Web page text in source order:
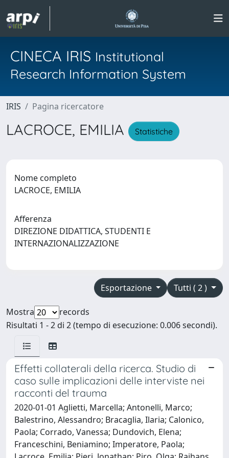
CINECA IRIS Institutional
Research Information System
IRIS Pagina ricercatore
LACROCE, EMILIA Statistiche
Nome completo
LACROCE, EMILIA
Afferenza
DIREZIONE DIDATTICA, STUDENTI E
INTERNAZIONALIZZAZIONE
Tutti ( 2 )
Esportazione
Mostra
records
Risultati 1 - 2 di 2 (tempo di esecuzione: 0.006 secondi).
Effetti collaterali della ricerca. Studio di
caso sulle implicazioni delle interviste nei
racconti del trauma
2020-01-01 Aglietti, Marcella; Antonelli, Marco;
Balestrino, Alessandro; Bracaglia, Ilaria; Calonico,
Paola; Corrado, Vanessa; Dundovich, Elena;
Franceschini, Beniamino; Imperatore, Paola;